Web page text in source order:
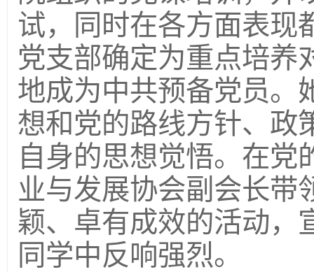
试，同时在各方面表现
党支部确定为重点培养
地成为中共预备党员。
想和党的路线方针、政
自身的思想觉悟。在党
业与发展协会副会长带
颖、卓有成效的活动，
同学中反响强烈。